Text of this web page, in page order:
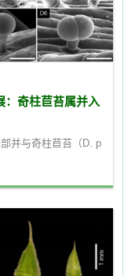
：奇柱苣苔属并入
并与奇柱苣苔（D. p